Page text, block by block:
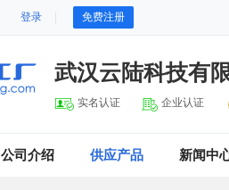
登录 免费注册
武汉云陆科技有
实名认证 企业认证
公司介绍 供应产品 新闻中